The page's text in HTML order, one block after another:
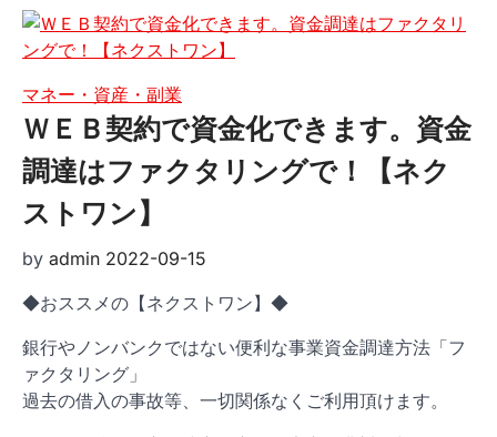
マネー・資産・副業
ＷＥＢ契約で資金化できます。資金
調達はファクタリングで！【ネク
ストワン】
by admin 2022-09-15
◆おススメの【ネクストワン】◆
銀行やノンバンクではない便利な事業資金調達方法「フ
ァクタリング」
過去の借入の事故等、一切関係なくご利用頂けます。